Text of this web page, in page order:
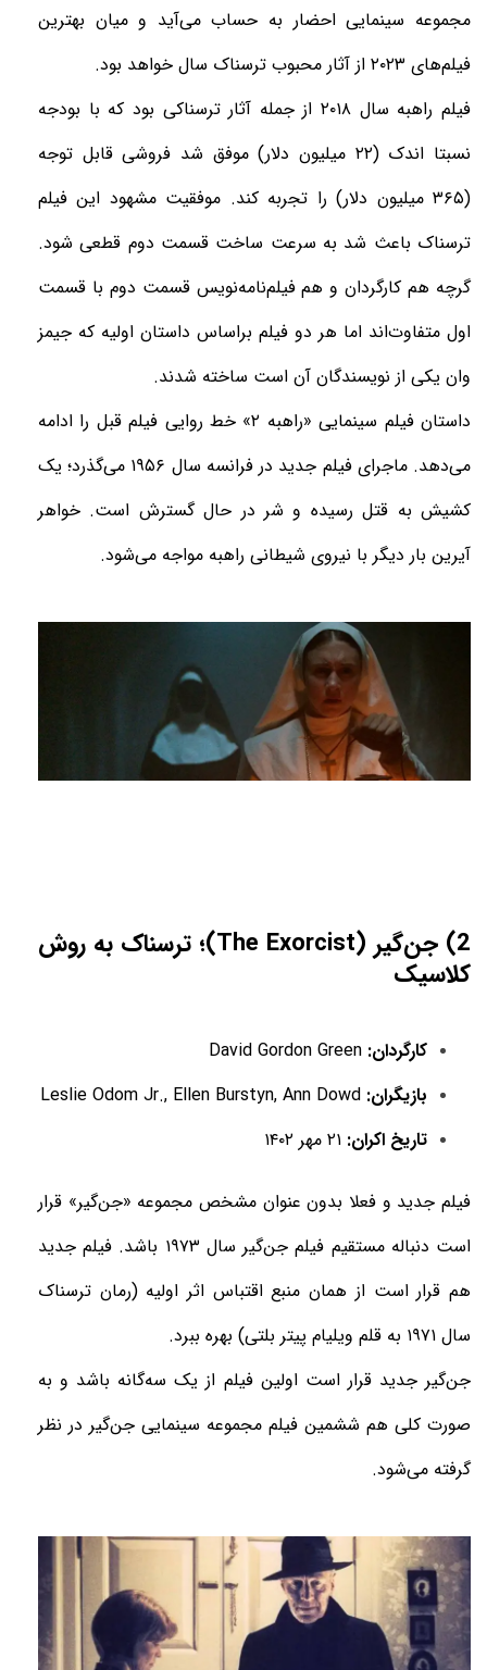
مجموعه سینمایی احضار به حساب می‌آید و میان بهترین
فیلم‌های ۲۰۲۳ از آثار محبوب ترسناک سال خواهد بود.
فیلم راهبه سال ۲۰۱۸ از جمله آثار ترسناکی بود که با بودجه
نسبتا اندک (۲۲ میلیون دلار) موفق شد فروشی قابل توجه
(۳۶۵ میلیون دلار) را تجربه کند. موفقیت مشهود این فیلم
ترسناک باعث شد به سرعت ساخت قسمت دوم قطعی شود.
گرچه هم کارگردان و هم فیلم‌نامه‌نویس قسمت دوم با قسمت
اول متفاوت‌اند اما هر دو فیلم براساس داستان اولیه که جیمز
وان یکی از نویسندگان آن است ساخته شدند.
داستان فیلم سینمایی «راهبه ۲» خط روایی فیلم قبل را ادامه
می‌دهد. ماجرای فیلم جدید در فرانسه سال ۱۹۵۶ می‌گذرد؛ یک
کشیش به قتل رسیده و شر در حال گسترش است. خواهر
آیرین بار دیگر با نیروی شیطانی راهبه مواجه می‌شود.
2) جن‌گیر (The Exorcist)؛ ترسناک به روش
کلاسیک
کارگردان:
بازیگران:
تاریخ اکران:
فیلم جدید و فعلا بدون عنوان مشخص مجموعه «جن‌گیر» قرار
است دنباله مستقیم فیلم جن‌گیر سال ۱۹۷۳ باشد. فیلم جدید
هم قرار است از همان منبع اقتباس اثر اولیه (رمان ترسناک
سال ۱۹۷۱ به قلم ویلیام پیتر بلتی) بهره ببرد.
جن‌گیر جدید قرار است اولین فیلم از یک سه‌گانه باشد و به
صورت کلی هم ششمین فیلم مجموعه سینمایی جن‌گیر در نظر
گرفته می‌شود.